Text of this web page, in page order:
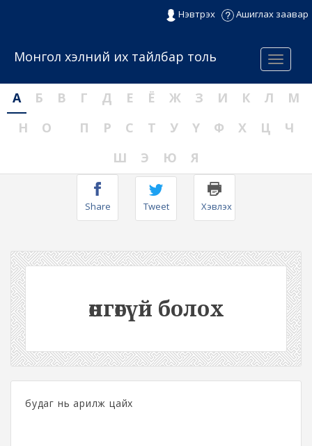
Нэвтрэх Ашиглах заавар
Menu
Монгол хэлний их тайлбар толь
А Б В Г Д Е Ё Ж З И К Л
М
Н
О П Р С Т У Ү Ф Х Ц
Ч
Ш
Э Ю Я
Share Tweet Хэвлэх
өнгөгүй болох
будаг нь арилж цайх